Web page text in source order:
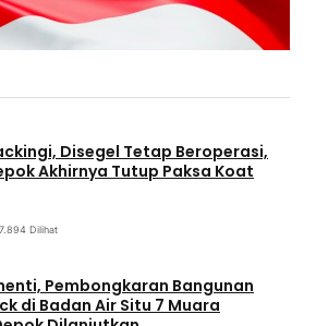
Disegel Tetap Beroperasi,
Akhirnya Tutup Paksa Koat
Dilihat
Pembongkaran Bangunan
di Badan Air Situ 7 Muara